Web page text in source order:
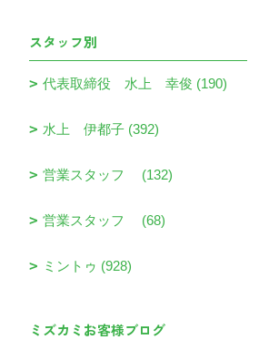
スタッフ別
代表取締役 水上 幸俊 (190)
水上 伊都子 (392)
営業スタッフ (132)
営業スタッフ (68)
ミントゥ (928)
ミズカミお客様ブログ